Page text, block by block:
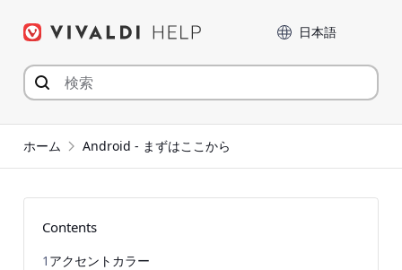
言語
ホーム Android - まずはここから
Contents
1 アクセントカラー